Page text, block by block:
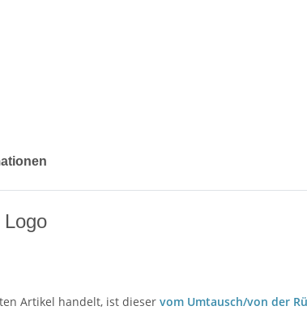
Artikel handelt, ist dieser vom Umtausch/von der